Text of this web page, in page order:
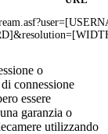
o
connessione
essere
garanzia o
utilizzando